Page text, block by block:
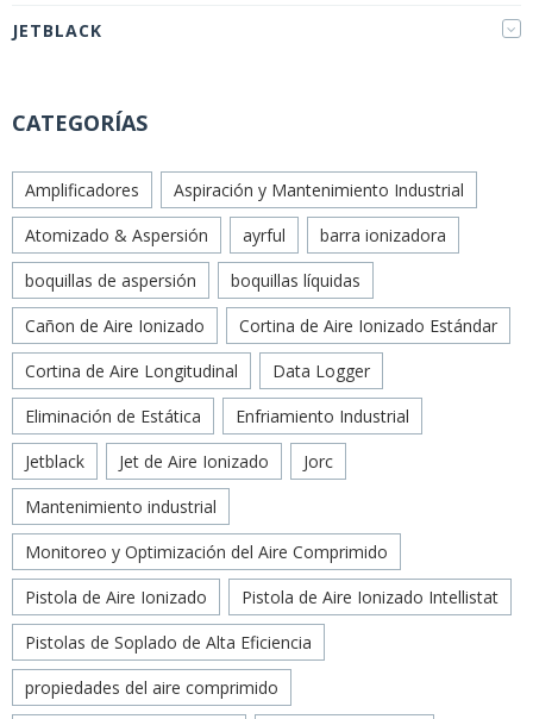
JETBLACK
CATEGORÍAS
Amplificadores
Aspiración y Mantenimiento Industrial
Atomizado & Aspersión
ayrful
barra ionizadora
boquillas de aspersión
boquillas líquidas
Cañon de Aire Ionizado
Cortina de Aire Ionizado Estándar
Cortina de Aire Longitudinal
Data Logger
Eliminación de Estática
Enfriamiento Industrial
Jetblack
Jet de Aire Ionizado
Jorc
Mantenimiento industrial
Monitoreo y Optimización del Aire Comprimido
Pistola de Aire Ionizado
Pistola de Aire Ionizado Intellistat
Pistolas de Soplado de Alta Eficiencia
propiedades del aire comprimido